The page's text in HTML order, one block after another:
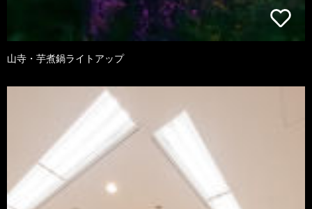
山寺・芋煮鍋ライトアップ